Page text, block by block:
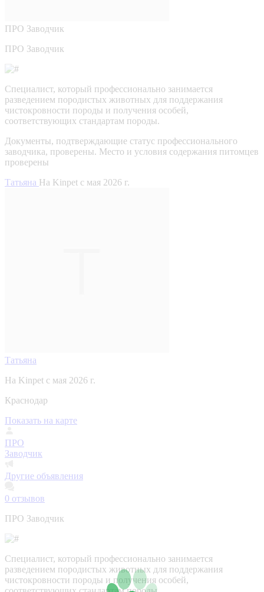
ПРО Заводчик
ПРО Заводчик
Специалист, который профессионально занимается
разведением породистых животных для поддержания
чистокровности породы и получения особей,
соответствующих стандартам породы.
Документы, подтверждающие статус профессионального
заводчика, проверены. Место и условия содержания питомцев
проверены
Татьяна На Kinpet c мая 2026 г.
Татьяна
На Kinpet c мая 2026 г.
Краснодар
Показать на карте
ПРО
Заводчик
Другие объявления
0 отзывов
ПРО Заводчик
Специалист, который профессионально занимается
разведением породистых животных для поддержания
чистокровности породы и получения особей,